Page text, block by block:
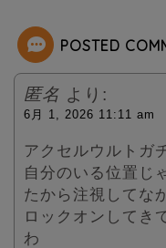
POSTED
匿名 より:
6月 1, 2026 11:11 am
アクセルウルトガ
自分のいる位置じ
たから注視してな
ロックオンしてき
わ